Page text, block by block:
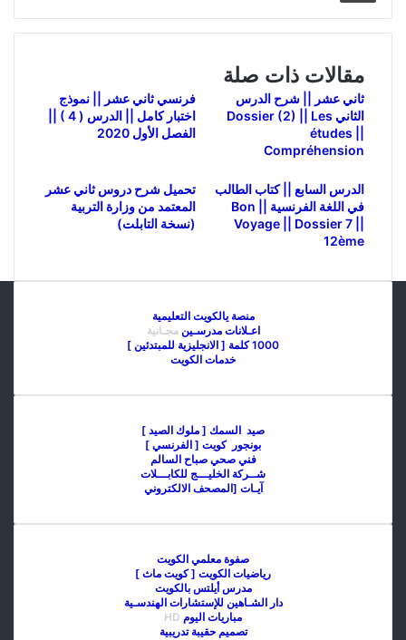
مقالات ذات صلة
فرنسي ثاني عشر || نموذج
اختبار كامل || الدرس ( 4 ) ||
الفصل الأول 2020
ثاني عشر || شرح الدرس
الثاني Dossier (2) || Les
études ||
Compréhension
تحميل شرح دروس ثاني عشر
المعتمد من وزارة التربية
(نسخة التابلت)
الدرس السابع || كتاب الطالب
في اللغة الفرنسية || Bon
Voyage || Dossier 7 ||
12ème
منصة يالكويت التعليمية
اعـلانات مدرسـينمجـانية
1000 كلمة [ الانجليزية للمبتدئين ]
خدمات الكويت
صيد السمك [ ملوك الصيد ]
بونجور كويت [ الفرنسي ]
فني صحي صباح السالم
شــركة الخليـــج للكابـــلات
آيـات [المصحف الالكتروني
صفوة معلمي الكويت
رياضيات الكويت [ كويت ماث ]
مدرس أيلتس بالكويت
دار الشـاهين للإستشارات الهندسـية
مباريات اليوم
تصميم حقيبة تدريبية